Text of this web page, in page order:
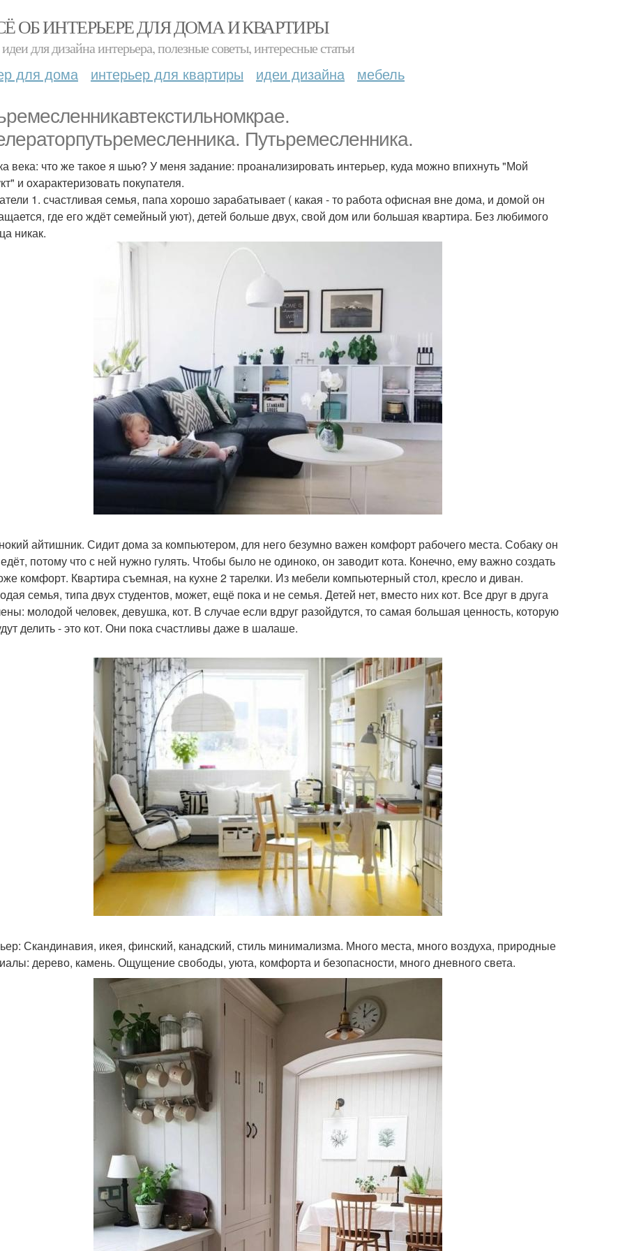
ОБ ИНТЕРЬЕРЕ ДЛЯ ДОМА И КВАРТИРЫ
для дизайна интерьера, полезные советы, интересные статьи
для дома интерьер для квартиры идеи дизайна мебель
Путьремесленника.
века: что же такое я шью? У меня задание: проанализировать интерьер, куда можно впихнуть "Мой
и охарактеризовать покупателя.
1. счастливая семья, папа хорошо зарабатывает ( какая - то работа офисная вне дома, и домой он
где его ждёт семейный уют), детей больше двух, свой дом или большая квартира. Без любимого
никак.
айтишник. Сидит дома за компьютером, для него безумно важен комфорт рабочего места. Собаку он
потому что с ней нужно гулять. Чтобы было не одиноко, он заводит кота. Конечно, ему важно создать
комфорт. Квартира съемная, на кухне 2 тарелки. Из мебели компьютерный стол, кресло и диван.
семья, типа двух студентов, может, ещё пока и не семья. Детей нет, вместо них кот. Все друг в друга
молодой человек, девушка, кот. В случае если вдруг разойдутся, то самая большая ценность, которую
делить - это кот. Они пока счастливы даже в шалаше.
Скандинавия, икея, финский, канадский, стиль минимализма. Много места, много воздуха, природные
дерево, камень. Ощущение свободы, уюта, комфорта и безопасности, много дневного света.